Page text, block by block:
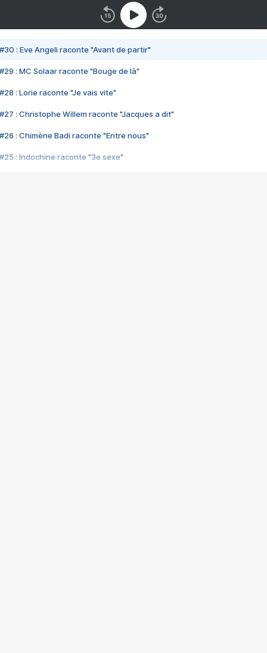
#30 : Eve Angeli raconte "Avant de partir"
#29 : MC Solaar raconte "Bouge de là"
#28 : Lorie raconte "Je vais vite"
#27 : Christophe Willem raconte "Jacques a dit"
#26 : Chimène Badi raconte "Entre nous"
#25 : Indochine raconte "3e sexe"